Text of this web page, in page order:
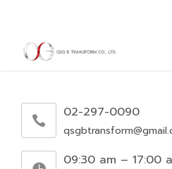
02-297-0090
09:30 am – 17:00